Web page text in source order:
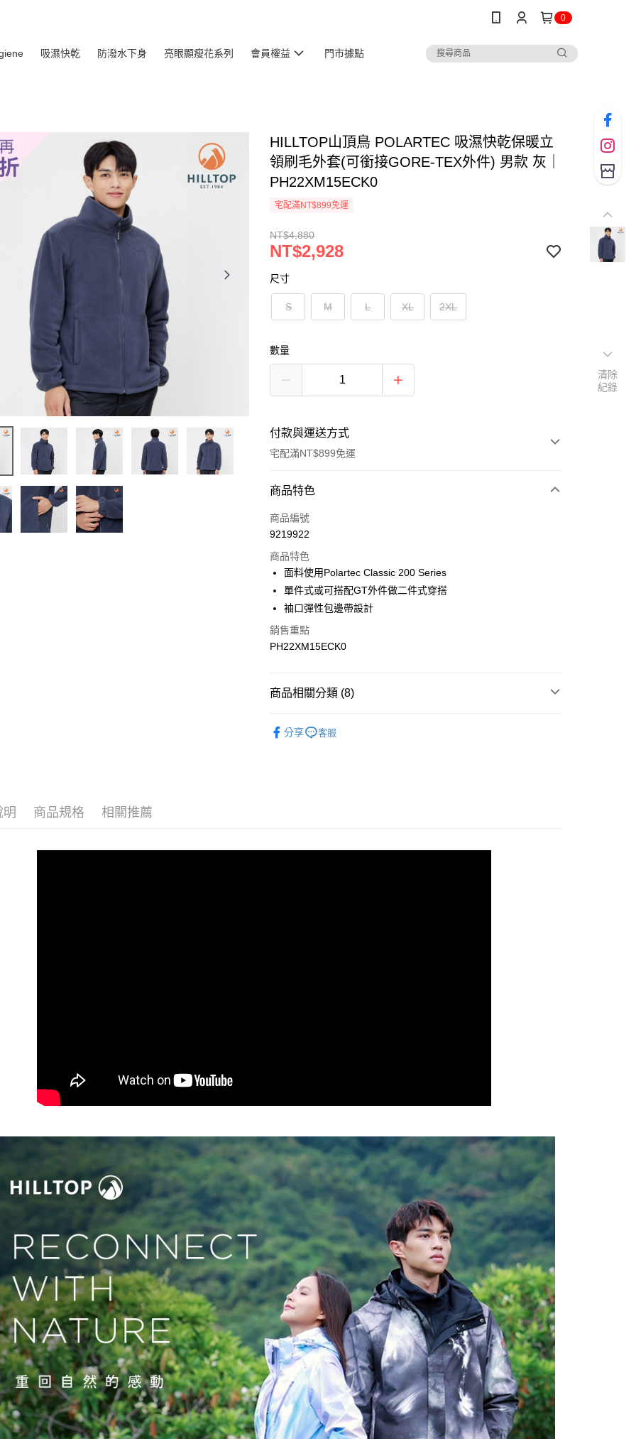
0
吸濕快乾 防潑水下身 亮眼顯瘦花系列 會員權益 門市據點
HILLTOP山頂鳥 POLARTEC 吸濕快乾保暖立
領刷毛外套(可銜接GORE-TEX外件) 男款 灰｜
PH22XM15ECK0
宅配滿NT$899免運
NT$4,880
NT$2,928
尺寸
S M L XL 2XL
數量
付款與運送方式
宅配滿NT$899免運
付款方式
信用卡一次付款
Apple Pay
悠遊付
宅配
宅配(離島)
商品特色
商品編號
9219922
商品特色
面料使用Polartec Classic 200 Series
單件式或可搭配GT外件做二件式穿搭
袖口彈性包邊帶設計
銷售重點
PH22XM15ECK0
商品相關分類 (8)
分享 客服
明 商品規格 相關推薦
清除
紀錄